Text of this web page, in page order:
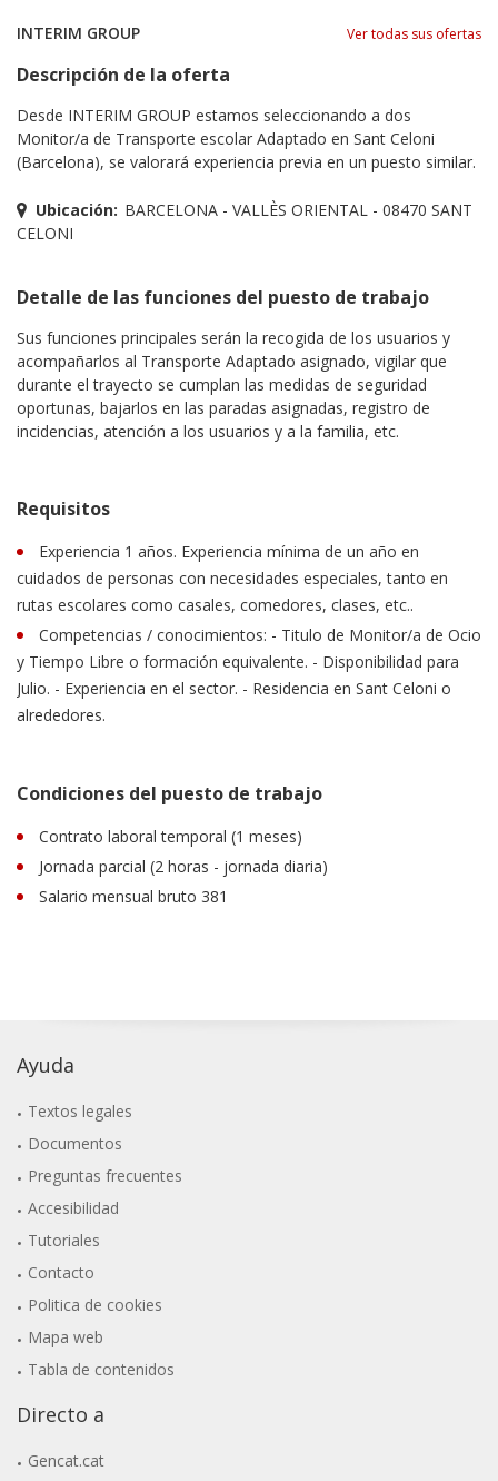
INTERIM GROUP Ver todas sus ofertas
Descripción de la oferta
Desde INTERIM GROUP estamos seleccionando a dos
Monitor/a de Transporte escolar Adaptado en Sant Celoni
(Barcelona), se valorará experiencia previa en un puesto similar.
Ubicación: BARCELONA - VALLÈS ORIENTAL - 08470 SANT
CELONI
Detalle de las funciones del puesto de trabajo
Sus funciones principales serán la recogida de los usuarios y
acompañarlos al Transporte Adaptado asignado, vigilar que
durante el trayecto se cumplan las medidas de seguridad
oportunas, bajarlos en las paradas asignadas, registro de
incidencias, atención a los usuarios y a la familia, etc.
Requisitos
Experiencia 1 años. Experiencia mínima de un año en
cuidados de personas con necesidades especiales, tanto en
rutas escolares como casales, comedores, clases, etc..
Competencias / conocimientos: - Titulo de Monitor/a de Ocio
y Tiempo Libre o formación equivalente. - Disponibilidad para
Julio. - Experiencia en el sector. - Residencia en Sant Celoni o
alrededores.
Condiciones del puesto de trabajo
Contrato laboral temporal (1 meses)
Jornada parcial (2 horas - jornada diaria)
Salario mensual bruto 381
Ayuda
Textos legales
Documentos
Preguntas frecuentes
Accesibilidad
Tutoriales
Contacto
Politica de cookies
Mapa web
Tabla de contenidos
Directo a
Gencat.cat